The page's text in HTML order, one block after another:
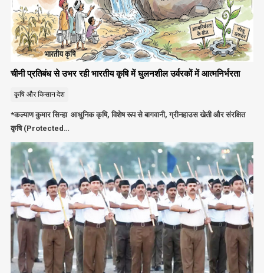
चीनी प्रतिबंध से उभर रही भारतीय कृषि में घुलनशील उर्वरकों में आत्मनिर्भरता
कृषि और किसानदेश
*कल्याण कुमार सिन्हा आधुनिक कृषि, विशेष रूप से बागवानी, ग्रीनहाउस खेती और संरक्षित
कृषि (Protected…